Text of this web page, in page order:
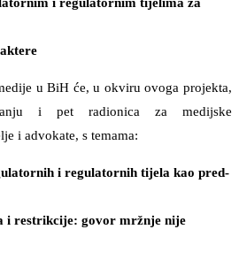
i regulatornim tijelima za
u BiH će, u okviru ovoga projekta,
i pet radionica za medijske
i advokate, s temama:
i regulatornih tijela kao pred-
i restrikcije: govor mržnje nije